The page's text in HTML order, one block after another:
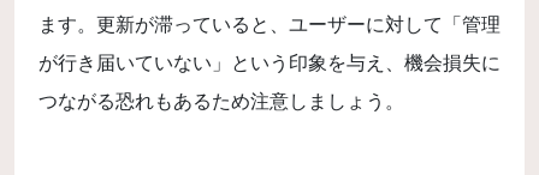
ます。更新が滞っていると、ユーザーに対して「管理
が行き届いていない」という印象を与え、機会損失に
つながる恐れもあるため注意しましょう。